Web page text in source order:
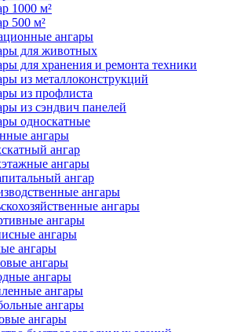
1000 м²
500 м²
ангары
для животных
для хранения и ремонта техники
из металлоконструкций
из профлиста
из сэндвич панелей
односкатные
ангары
ангар
ангары
ангар
ангары
ангары
ангары
ангары
ангары
ангары
ангары
ангары
ангары
ангары